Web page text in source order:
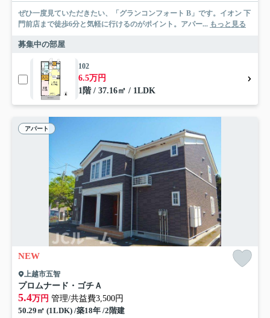
ぜひ一度見ていただきたい、「グランコンフォート B」です。イオン 下
門前店まで徒歩6分と気軽に行けるのがポイント。アパー... もっと見る
募集中の部屋
102
6.5万円
1階 / 37.16㎡ / 1LDK
アパート
NEW
上越市五智
プロムナード・ゴチＡ
5.4万円 管理/共益費3,500円
50.29㎡ (1LDK) /築18年 /2階建